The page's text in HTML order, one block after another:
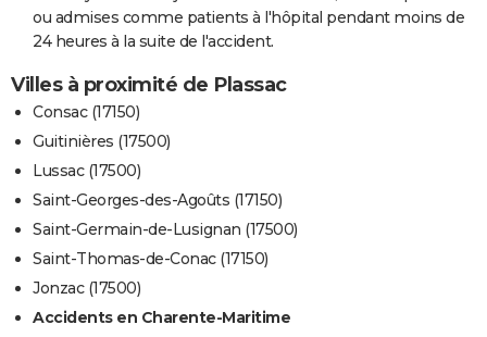
ou admises comme patients à l'hôpital pendant moins de
24 heures à la suite de l'accident.
Villes à proximité de Plassac
Consac (17150)
Guitinières (17500)
Lussac (17500)
Saint-Georges-des-Agoûts (17150)
Saint-Germain-de-Lusignan (17500)
Saint-Thomas-de-Conac (17150)
Jonzac (17500)
Accidents en Charente-Maritime